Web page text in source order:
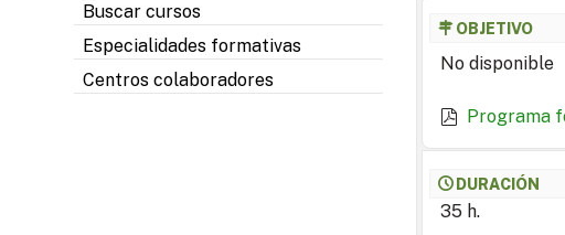
Buscar cursos
Especialidades formativas
Centros colaboradores
OBJETIVO
No disponible
Programa
DURACIÓN
35 h.